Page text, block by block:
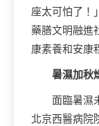
座太可怕了！
藥膳文明融進
康素養和安康
暑濕加秋
面臨暑濕
北京西醫病院